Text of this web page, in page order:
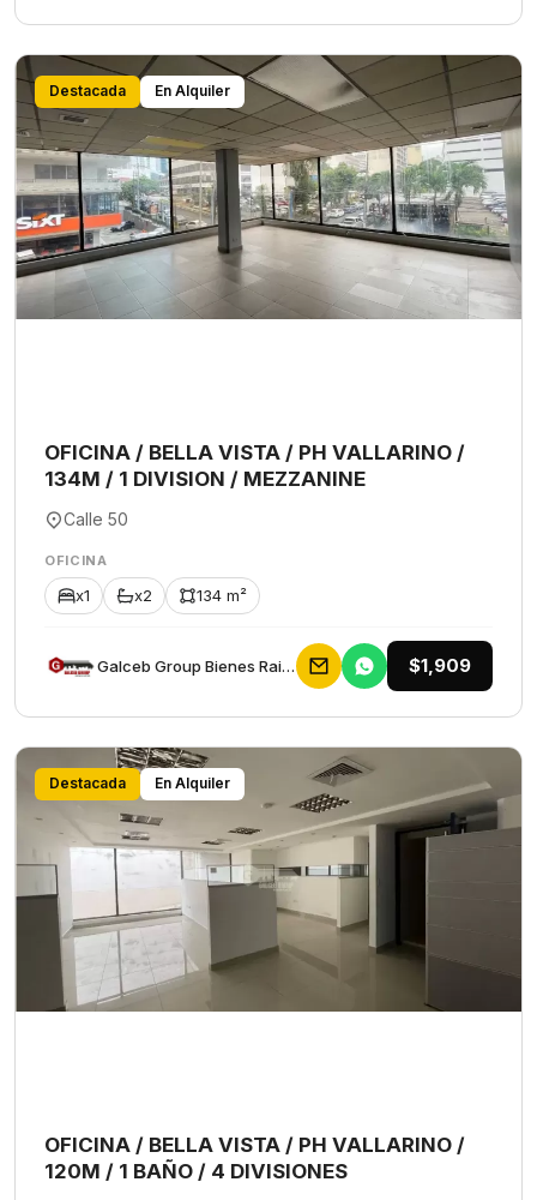
Destacada En Alquiler
OFICINA / BELLA VISTA / PH VALLARINO /
134M / 1 DIVISION / MEZZANINE
Calle 50
OFICINA
x1 x2 134 m²
Galceb Group Bienes Raices $1,909
Destacada En Alquiler
OFICINA / BELLA VISTA / PH VALLARINO /
120M / 1 BAÑO / 4 DIVISIONES